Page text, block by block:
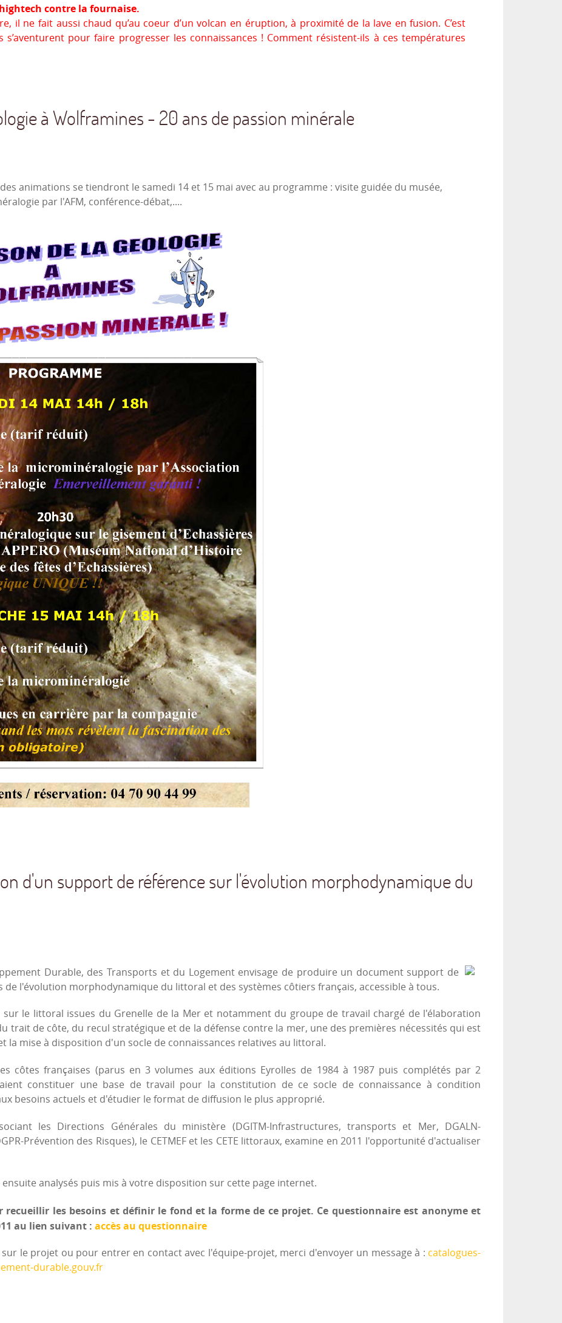
contre la fournaise.
il ne fait aussi chaud qu’au coeur d’un volcan en éruption, à proximité de la lave en fusion. C’est
pour faire progresser les connaissances ! Comment résistent-ils à ces températures
à Wolframines - 20 ans de passion minérale
animations se tiendront le samedi 14 et 15 mai avec au programme : visite guidée du musée,
par l'AFM, conférence-débat,....
d'un support de référence sur l'évolution morphodynamique du
Durable, des Transports et du Logement envisage de produire un document support de
de l'évolution morphodynamique du littoral et des systèmes côtiers français, accessible à tous.
sur le littoral issues du Grenelle de la Mer et notamment du groupe de travail chargé de l'élaboration
trait de côte, du recul stratégique et de la défense contre la mer, une des premières nécessités qui est
la mise à disposition d'un socle de connaissances relatives au littoral.
côtes françaises (parus en 3 volumes aux éditions Eyrolles de 1984 à 1987 puis complétés par 2
constituer une base de travail pour la constitution de ce socle de connaissance à condition
besoins actuels et d'étudier le format de diffusion le plus approprié.
les Directions Générales du ministère (DGITM-Infrastructures, transports et Mer, DGALN-
Prévention des Risques), le CETMEF et les CETE littoraux, examine en 2011 l'opportunité d'actualiser
analysés puis mis à votre disposition sur cette page internet.
les besoins et définir le fond et la forme de ce projet. Ce questionnaire est anonyme et
au lien suivant : accès au questionnaire
le projet ou pour entrer en contact avec l'équipe-projet, merci d'envoyer un message à : catalogues-
durable.gouv.fr